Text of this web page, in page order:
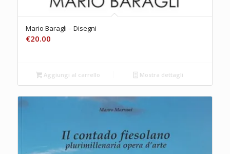
Mario Baragli – Disegni
€20.00
Aggiungi al carrello Mostra dettagli